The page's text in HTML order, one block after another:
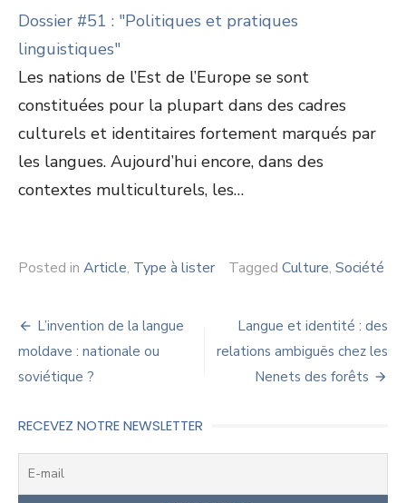
Dossier #51 : "Politiques et pratiques
linguistiques"
Les nations de l’Est de l’Europe se sont
constituées pour la plupart dans des cadres
culturels et identitaires fortement marqués par
les langues. Aujourd’hui encore, dans des
contextes multiculturels, les…
Posted in Article, Type à lister Tagged Culture, Société
Navigation
de
l’article
L’invention de la langue
moldave : nationale ou
soviétique ?
Langue et identité : des
relations ambiguës chez les
Nenets des forêts
RECEVEZ NOTRE NEWSLETTER